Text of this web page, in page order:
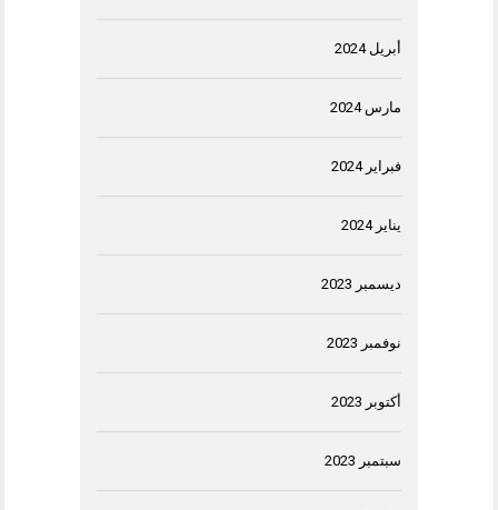
أبريل 2024
مارس 2024
فبراير 2024
يناير 2024
ديسمبر 2023
نوفمبر 2023
أكتوبر 2023
سبتمبر 2023